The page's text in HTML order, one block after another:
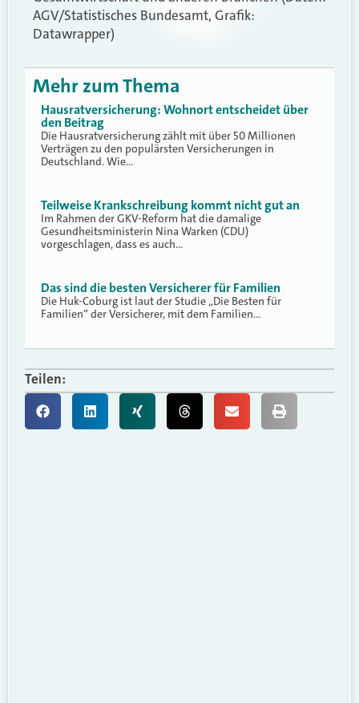
AGV/Statistisches Bundesamt, Grafik:
Datawrapper)
Mehr zum Thema
Hausratversicherung: Wohnort entscheidet über
den Beitrag
Die Hausratversicherung zählt mit über 50 Millionen
Verträgen zu den populärsten Versicherungen in
Deutschland. Wie…
Teilweise Krankschreibung kommt nicht gut an
Im Rahmen der GKV-Reform hat die damalige
Gesundheitsministerin Nina Warken (CDU)
vorgeschlagen, dass es auch…
Das sind die besten Versicherer für Familien
Die Huk-Coburg ist laut der Studie „Die Besten für
Familien“ der Versicherer, mit dem Familien…
Teilen: